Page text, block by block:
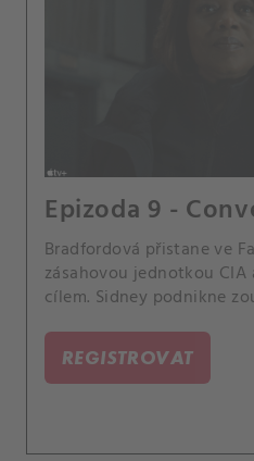
Epizoda 9 -
Bradfordová přistane ve
zásahovou jednotkou
cílem. Sidney podnikne
REGISTROVAT